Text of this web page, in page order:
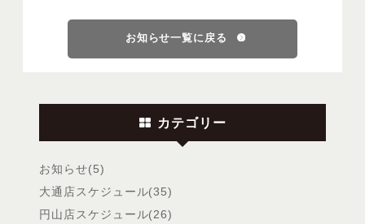
お知らせ一覧に戻る
カテゴリー
お知らせ(5)
大通店スケジュール(35)
円山店スケジュール(26)